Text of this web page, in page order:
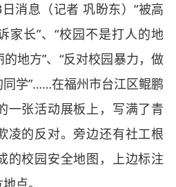
息（记者 巩盼东）“被高
家长”、“校园不是打人的地
地方”、“反对校园暴力，做
学”……在福州市台江区鲲鹏
一张活动展板上，写满了青
凌的反对。旁边还有社工根
的校园安全地图，上边标注
点。